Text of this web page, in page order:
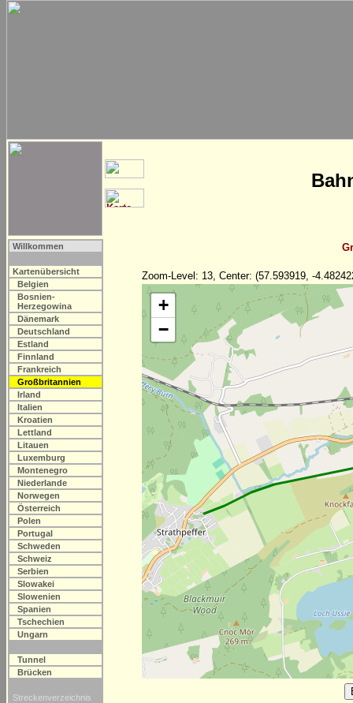
Willkommen
Kartenübersicht
Belgien
Bosnien-
Herzegowina
Dänemark
Deutschland
Estland
Finnland
Frankreich
Großbritannien
Irland
Italien
Kroatien
Lettland
Litauen
Luxemburg
Montenegro
Niederlande
Norwegen
Österreich
Polen
Portugal
Schweden
Schweiz
Serbien
Slowakei
Slowenien
Spanien
Tschechien
Ungarn
Tunnel
Brücken
Streckenverzeichnis
Zoom-Level: 13, Center: (57.593919, -
+
−